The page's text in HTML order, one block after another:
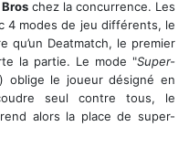
chez la concurrence. Les
4 modes de jeu différents, le
qu’un Deatmatch, le premier
la partie. Le mode "Super-
oblige le joueur désigné en
seul contre tous, le
alors la place de super-